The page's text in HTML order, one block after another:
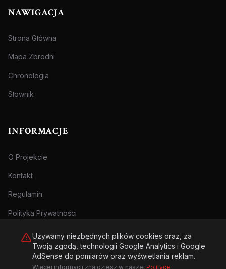
NAWIGACJA
Strona Główna
Mapa Zbrodni
Chronologia
Słownik
INFORMACJE
O Projekcie
Kontakt
Regulamin
Polityka Prywatności
Używamy niezbędnych plików cookies oraz, za
Twoją zgodą, technologii Google Analytics i Google
AdSense do pomiarów oraz wyświetlania reklam.
Więcej informacji znajdziesz w naszej Polityce